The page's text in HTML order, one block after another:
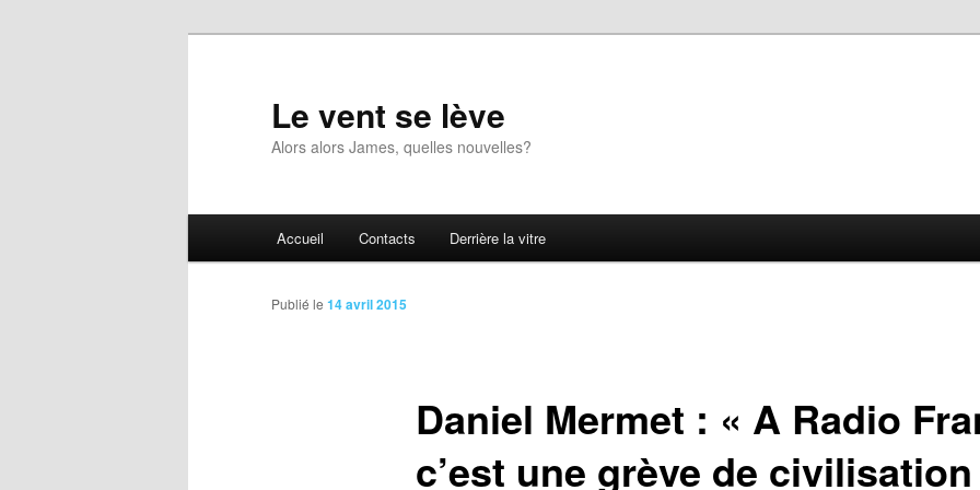
Le vent se lève
Alors alors James, quelles nouvelles?
Accueil Contacts Derrière la vitre
Daniel Mermet : « A Radio
c’est une grève de civilisation
Publié le 14 avril 2015